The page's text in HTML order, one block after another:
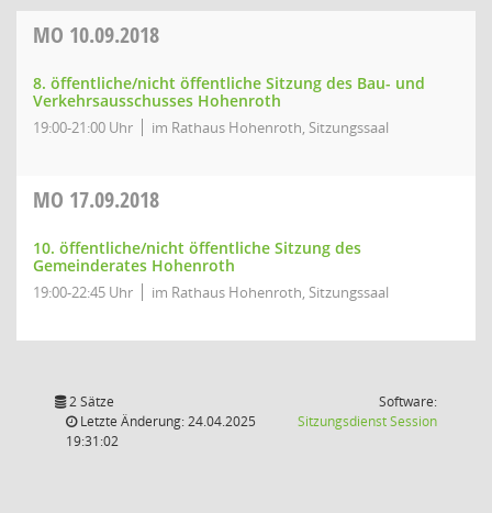
MO 10.09.2018
8. öffentliche/nicht öffentliche Sitzung des Bau- und
Verkehrsausschusses Hohenroth
19:00-21:00 Uhr im Rathaus Hohenroth, Sitzungssaal
MO 17.09.2018
10. öffentliche/nicht öffentliche Sitzung des
Gemeinderates Hohenroth
19:00-22:45 Uhr im Rathaus Hohenroth, Sitzungssaal
2 Sätze
Letzte Änderung: 24.04.2025
19:31:02
Software:
SitzungsdienstSession(Wird in